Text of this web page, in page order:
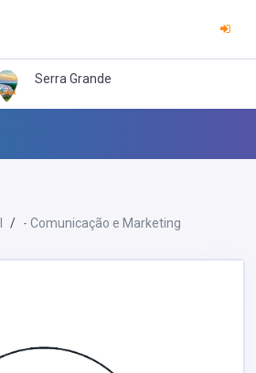
Serra Grande
- Comunicação e Marketing